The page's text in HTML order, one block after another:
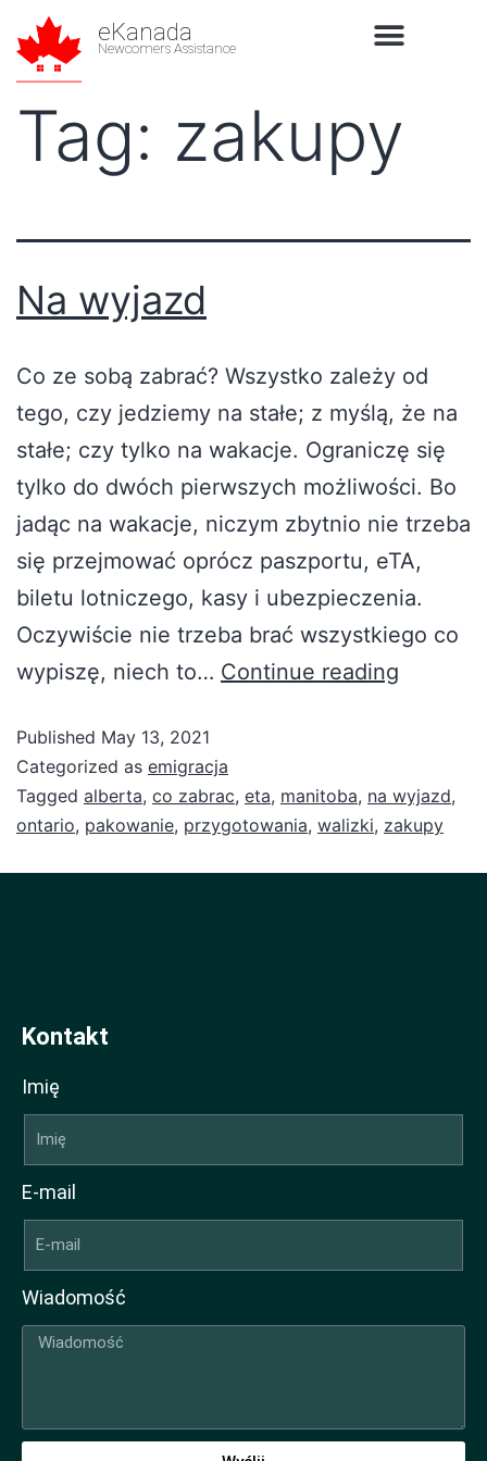
eKanada
Newcomers Assistance
Tag: zakupy
Na wyjazd
Co ze sobą zabrać? Wszystko zależy od
tego, czy jedziemy na stałe; z myślą, że na
stałe; czy tylko na wakacje. Ograniczę się
tylko do dwóch pierwszych możliwości. Bo
jadąc na wakacje, niczym zbytnio nie trzeba
się przejmować oprócz paszportu, eTA,
biletu lotniczego, kasy i ubezpieczenia.
Oczywiście nie trzeba brać wszystkiego co
wypiszę, niech to… Continue reading
Published May 13, 2021
Categorized as emigracja
Tagged alberta, co zabrac, eta, manitoba, na wyjazd,
ontario, pakowanie, przygotowania, walizki, zakupy
Kontakt
Imię
E-mail
Wiadomość